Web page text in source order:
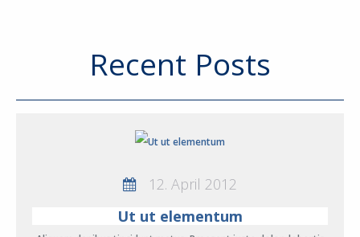
Recent Posts
12. April 2012
Ut ut elementum